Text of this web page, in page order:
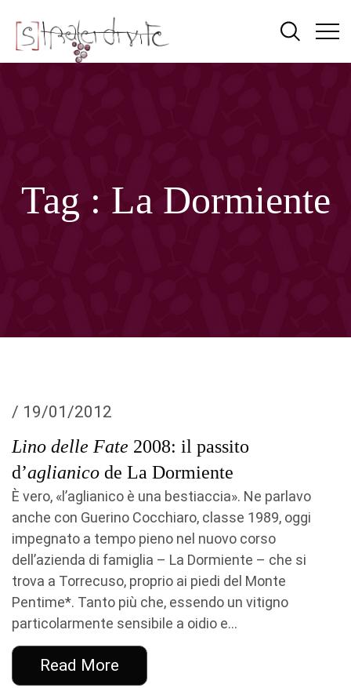
Tag : La Dormiente
/ 19/01/2012
Lino delle Fate 2008: il passito
d’aglianico de La Dormiente
È vero, «l’aglianico è una bestiaccia». Ne parlavo
anche con Guerino Cocchiaro, classe 1989, oggi
impegnato a tempo pieno nel nuovo corso
dell’azienda di famiglia – La Dormiente – che si
trova a Torrecuso, proprio ai piedi del Monte
Pentime*. Tanto più che, essendo un vitigno
particolarmente sensibile a oidio e...
Read More